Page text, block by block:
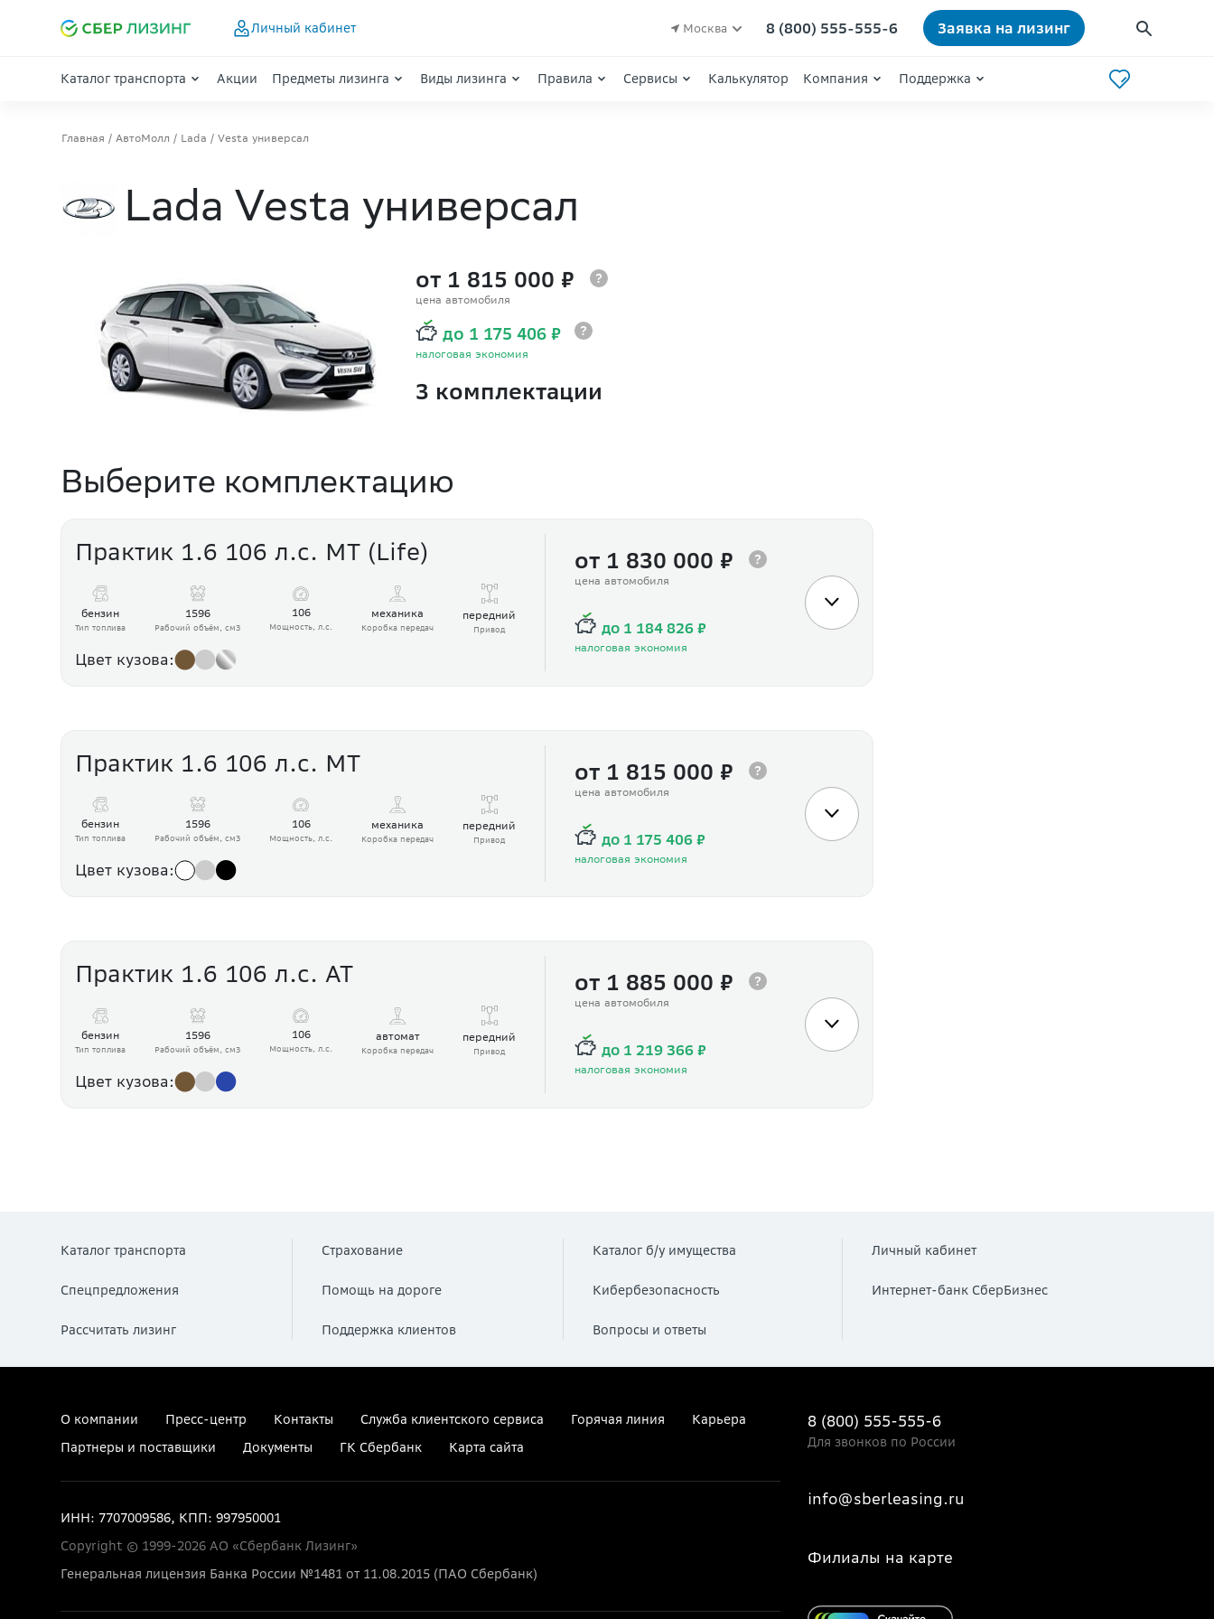
Личный кабинет Москва 8 (800) 555-555-6 Заявка на лизинг
Каталог транспорта Акции Предметы лизинга Виды лизинга Правила Сервисы Калькулятор Компания Поддержка
Главная АвтоМолл Lada Vesta универсал
Lada Vesta универсал
от 1 815 000 ₽
цена автомобиля
до 1 175 406 ₽
налоговая экономия
3 комплектации
Выберите комплектацию
Практик 1.6 106 л.с. МТ (Life)
бензин
Тип топлива
1596
Рабочий объём, см3
106
Мощность, л.с.
механика
Коробка передач
передний
Привод
Цвет кузова:
от 1 830 000 ₽
цена автомобиля
до 1 184 826 ₽
налоговая экономия
Практик 1.6 106 л.с. МТ
бензин
Тип топлива
1596
Рабочий объём, см3
106
Мощность, л.с.
механика
Коробка передач
передний
Привод
Цвет кузова:
от 1 815 000 ₽
цена автомобиля
до 1 175 406 ₽
налоговая экономия
Практик 1.6 106 л.с. АТ
бензин
Тип топлива
1596
Рабочий объём, см3
106
Мощность, л.с.
автомат
Коробка передач
передний
Привод
Цвет кузова:
от 1 885 000 ₽
цена автомобиля
до 1 219 366 ₽
налоговая экономия
Каталог транспорта
Спецпредложения
Рассчитать лизинг
Страхование
Помощь на дороге
Поддержка клиентов
Каталог б/у имущества
Кибербезопасность
Вопросы и ответы
Личный кабинет
Интернет-банк СберБизнес
О компании Пресс-центр Контакты Служба клиентского сервиса Горячая линия
Карьера
Партнеры и поставщики
Документы ГК Сбербанк Карта сайта
ИНН: 7707009586, КПП: 997950001
Copyright © 1999-2026 АО «Сбербанк Лизинг»
Генеральная лицензия Банка России №1481 от 11.08.2015 (ПАО Сбербанк)
8 (800) 555-555-6
Для звонков по России
info@sberleasing.ru
Филиалы на карте